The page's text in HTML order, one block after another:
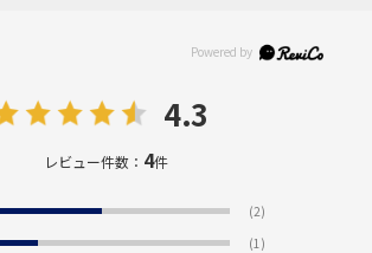
4.3
レビュー件数： 4件
(2)
(1)